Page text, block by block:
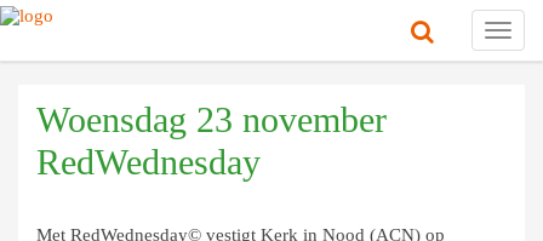
Woensdag 23 november
RedWednesday
Met RedWednesday© vestigt Kerk in Nood (ACN) op